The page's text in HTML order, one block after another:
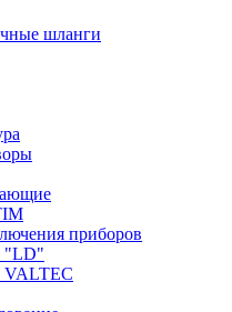
шланги
приборов
"LD"